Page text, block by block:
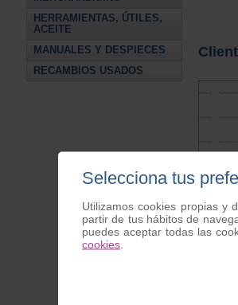
HERRAMIENTAS, ÚTILES,
ACEITE
MANUALES Y DESPIECES
RECAMBIOS USADOS
Selecciona tus
Utilizamos cookies propias y
partir de tus hábitos de
puedes aceptar todas las
cookies